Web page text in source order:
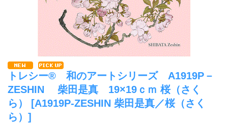
トレシー® 和のアートシリーズ A1919P－
ZESHIN 柴田是真 19×19ｃｍ 桜（さく
ら） [A1919P-ZESHIN 柴田是真／桜（さく
ら）]